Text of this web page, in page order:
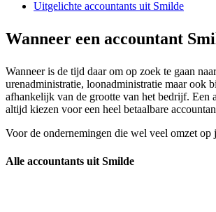
Uitgelichte accountants uit Smilde
Wanneer een accountant
Wanneer is de tijd daar om op zoek te gaan
urenadministratie, loonadministratie maar ook
afhankelijk van de grootte van het bedrijf. Een
altijd kiezen voor een heel betaalbare
Voor de ondernemingen die wel veel omzet op
Alle accountants uit Smilde